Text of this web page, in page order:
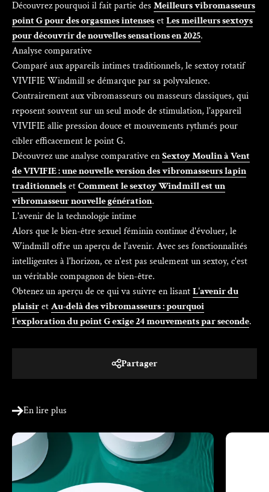
Découvrez pourquoi il fait partie des Meilleurs vibromasseurs
point G pour des orgasmes intensesetLes meilleurs sextoys
pour découvrir de nouvelles sensations en 2025.
Analyse comparative
Comparé aux appareils intimes traditionnels, le sextoy rotatif
VIVIFIE Windmill se démarque par sa polyvalence.
Contrairement aux vibromasseurs ou masseurs classiques, qui
reposent souvent sur un seul mode de stimulation, l'appareil
VIVIFIE allie pression douce et mouvements rythmés pour
cibler efficacement le point G.
Découvrez une analyse comparative enSextoy Moulin à Vent
de VIVIFIE : une nouvelle version des vibromasseurs lapin
traditionnelsetComment le sextoy Windmill est un
vibromasseur nouvelle génération.
L'avenir de la technologie intime
Alors que le bien-être sexuel féminin continue d'évoluer, le
Windmill offre un aperçu de l'avenir. Avec ses fonctionnalités
intelligentes à l'horizon, ce n'est pas seulement un sextoy, c'est
un véritable compagnon de bien-être.
Obtenez un aperçu de ce qui va suivre en lisantL'avenir du
plaisiretAu-delà des vibromasseurs : pourquoi
l'exploration du point G exige 24 mouvements par seconde.
Partager
En lire plus